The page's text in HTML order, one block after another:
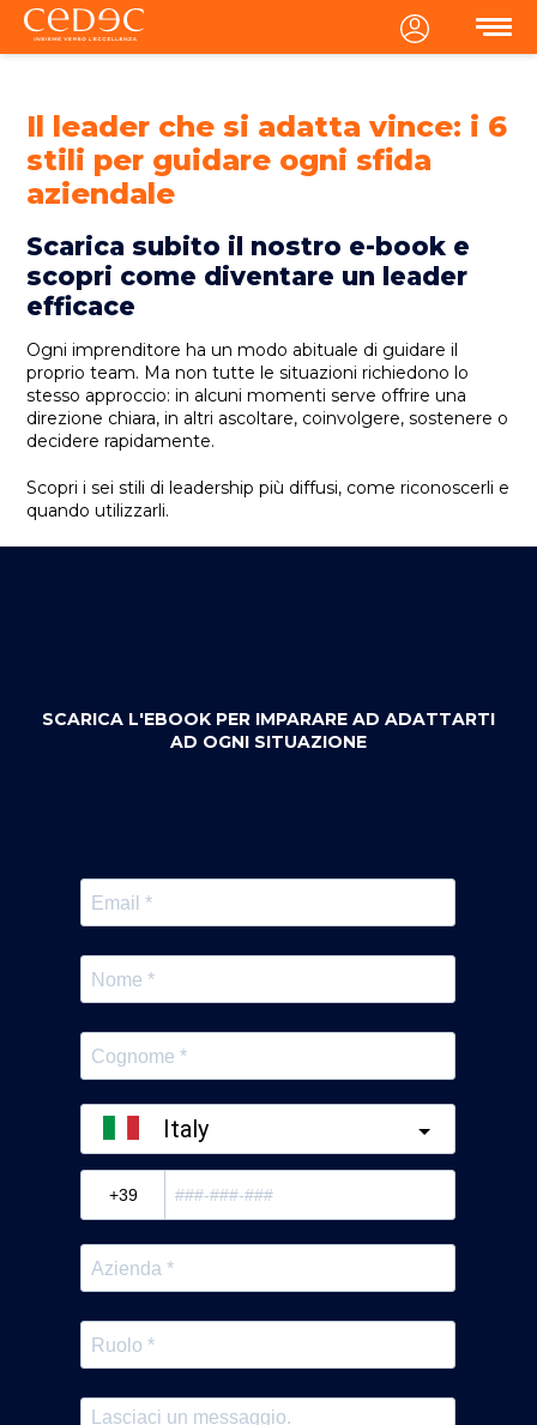
MENU
Il leader che si adatta vince: i 6
stili per guidare ogni sfida
aziendale
Scarica subito il nostro e-book e
scopri come diventare un leader
efficace
Ogni imprenditore ha un modo abituale di guidare il
proprio team. Ma non tutte le situazioni richiedono lo
stesso approccio: in alcuni momenti serve offrire una
direzione chiara, in altri ascoltare, coinvolgere, sostenere o
decidere rapidamente.
Scopri i sei stili di leadership più diffusi, come riconoscerli e
quando utilizzarli.
SCARICA L'EBOOK PER IMPARARE AD ADATTARTI
AD OGNI SITUAZIONE